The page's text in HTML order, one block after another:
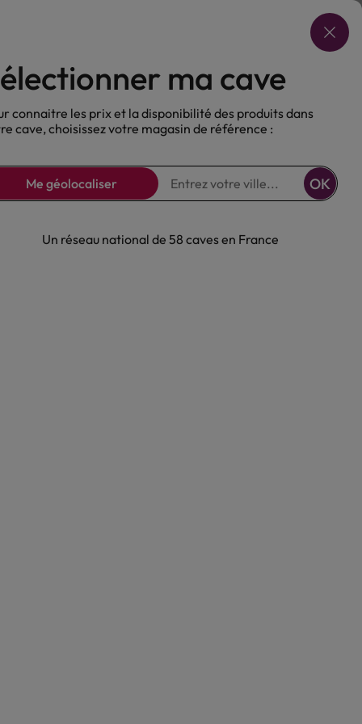
Choisir ma cave
Nos Bières Sans alcool
Nîmes Rouge
vif et brillant.
fruits rouges évoluant vers les fruits
ma cave
connaitre les prix et la disponibilité des produits dans
cave, choisissez votre magasin de référence :
Me géolocaliser OK
Un réseau national de 58 caves en France